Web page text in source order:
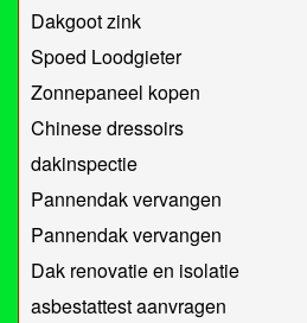
Dakgoot zink
Spoed Loodgieter
Zonnepaneel kopen
Chinese dressoirs
dakinspectie
Pannendak vervangen
Pannendak vervangen
Dak renovatie en isolatie
asbestattest aanvragen